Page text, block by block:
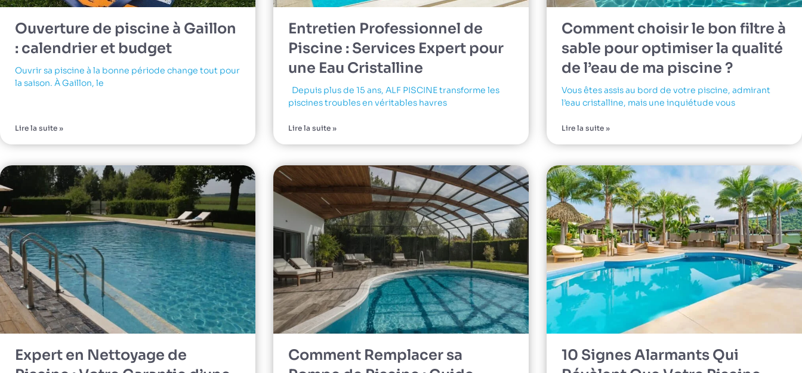
Ouverture de piscine à Gaillon
: calendrier et budget
Ouvrir sa piscine à la bonne période change tout pour
la saison. À Gaillon, le
Lire la suite »
Entretien Professionnel de
Piscine : Services Expert pour
une Eau Cristalline
Depuis plus de 15 ans, ALF PISCINE transforme les
piscines troubles en véritables havres
Lire la suite »
Comment choisir le bon filtre à
sable pour optimiser la qualité
de l’eau de ma piscine ?
Vous êtes assis au bord de votre piscine, admirant
l’eau cristalline, mais une inquiétude vous
Lire la suite »
Expert en Nettoyage de
Comment Remplacer sa
10 Signes Alarmants Qui